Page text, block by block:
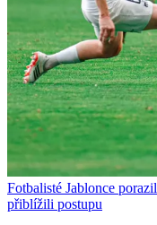
Fotbalisté Jablonce
přiblížili postupu